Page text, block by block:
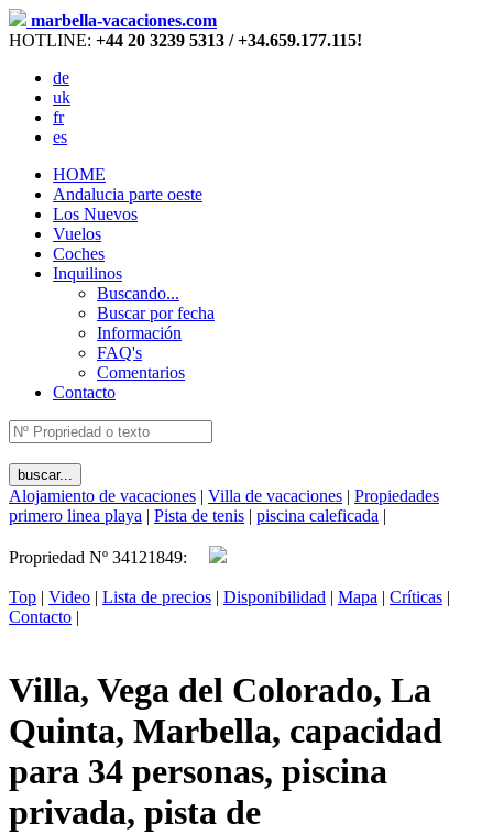
marbella-vacaciones.com
HOTLINE: +44 20 3239 5313 / +34.659.177.115!
de
uk
fr
es
HOME
Andalucia parte oeste
Los Nuevos
Vuelos
Coches
Inquilinos
Buscando...
Buscar por fecha
Información
FAQ's
Comentarios
Contacto
Alojamiento de vacaciones | Villa de vacaciones | Propiedades
primero linea playa | Pista de tenis | piscina caleficada |
Propriedad Nº 34121849:
Top | Video | Lista de precios | Disponibilidad | Mapa | Críticas |
Contacto |
Villa, Vega del Colorado, La
Quinta, Marbella, capacidad
para 34 personas, piscina
privada, pista de